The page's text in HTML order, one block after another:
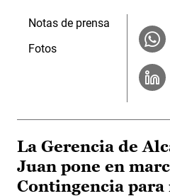
Notas de prensa
Fotos
La Gerencia de
Juan pone en
Contingencia para